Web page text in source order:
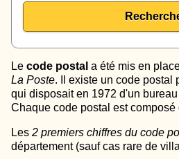
Le code postal a été mis en
La Poste. Il existe un code postal
qui disposait en 1972 d'un
Chaque code postal est composé
Les 2 premiers chiffres du code
département (sauf cas rare de